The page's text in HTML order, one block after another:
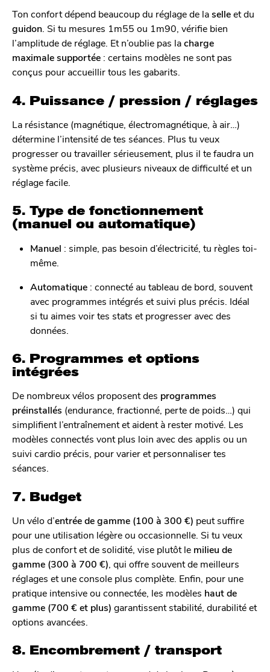
Ton confort dépend beaucoup du réglage de laselleet du
guidon. Si tu mesures 1m55 ou 1m90, vérifie bien
l’amplitude de réglage. Et n’oublie pas lacharge
maximale supportée : certains modèles ne sont pas
conçus pour accueillir tous les gabarits.
4. Puissance / pression / réglages
La résistance (magnétique, électromagnétique, à air…)
détermine l’intensité de tes séances. Plus tu veux
progresser ou travailler sérieusement, plus il te faudra un
système précis, avec plusieurs niveaux de difficulté et un
réglage facile.
5. Type de fonctionnement
(manuel ou automatique)
Manuel : simple, pas besoin d’électricité, tu règles toi-
même.
Automatique : connecté au tableau de bord, souvent
avec programmes intégrés et suivi plus précis. Idéal
si tu aimes voir tes stats et progresser avec des
données.
6. Programmes et options
intégrées
De nombreux vélos proposent des programmes
préinstallés (endurance, fractionné, perte de poids…) qui
simplifient l’entraînement et aident à rester motivé. Les
modèles connectés vont plus loin avec des applis ou un
suivi cardio précis, pour varier et personnaliser tes
séances.
7. Budget
Un vélo d’entrée de gamme (100 à 300 €) peut suffire
pour une utilisation légère ou occasionnelle. Si tu veux
plus de confort et de solidité, vise plutôt le milieu de
gamme (300 à 700 €) , qui offre souvent de meilleurs
réglages et une console plus complète. Enfin, pour une
pratique intensive ou connectée, les modèles haut de
gamme (700 € et plus) garantissent stabilité, durabilité et
options avancées.
8. Encombrement / transport